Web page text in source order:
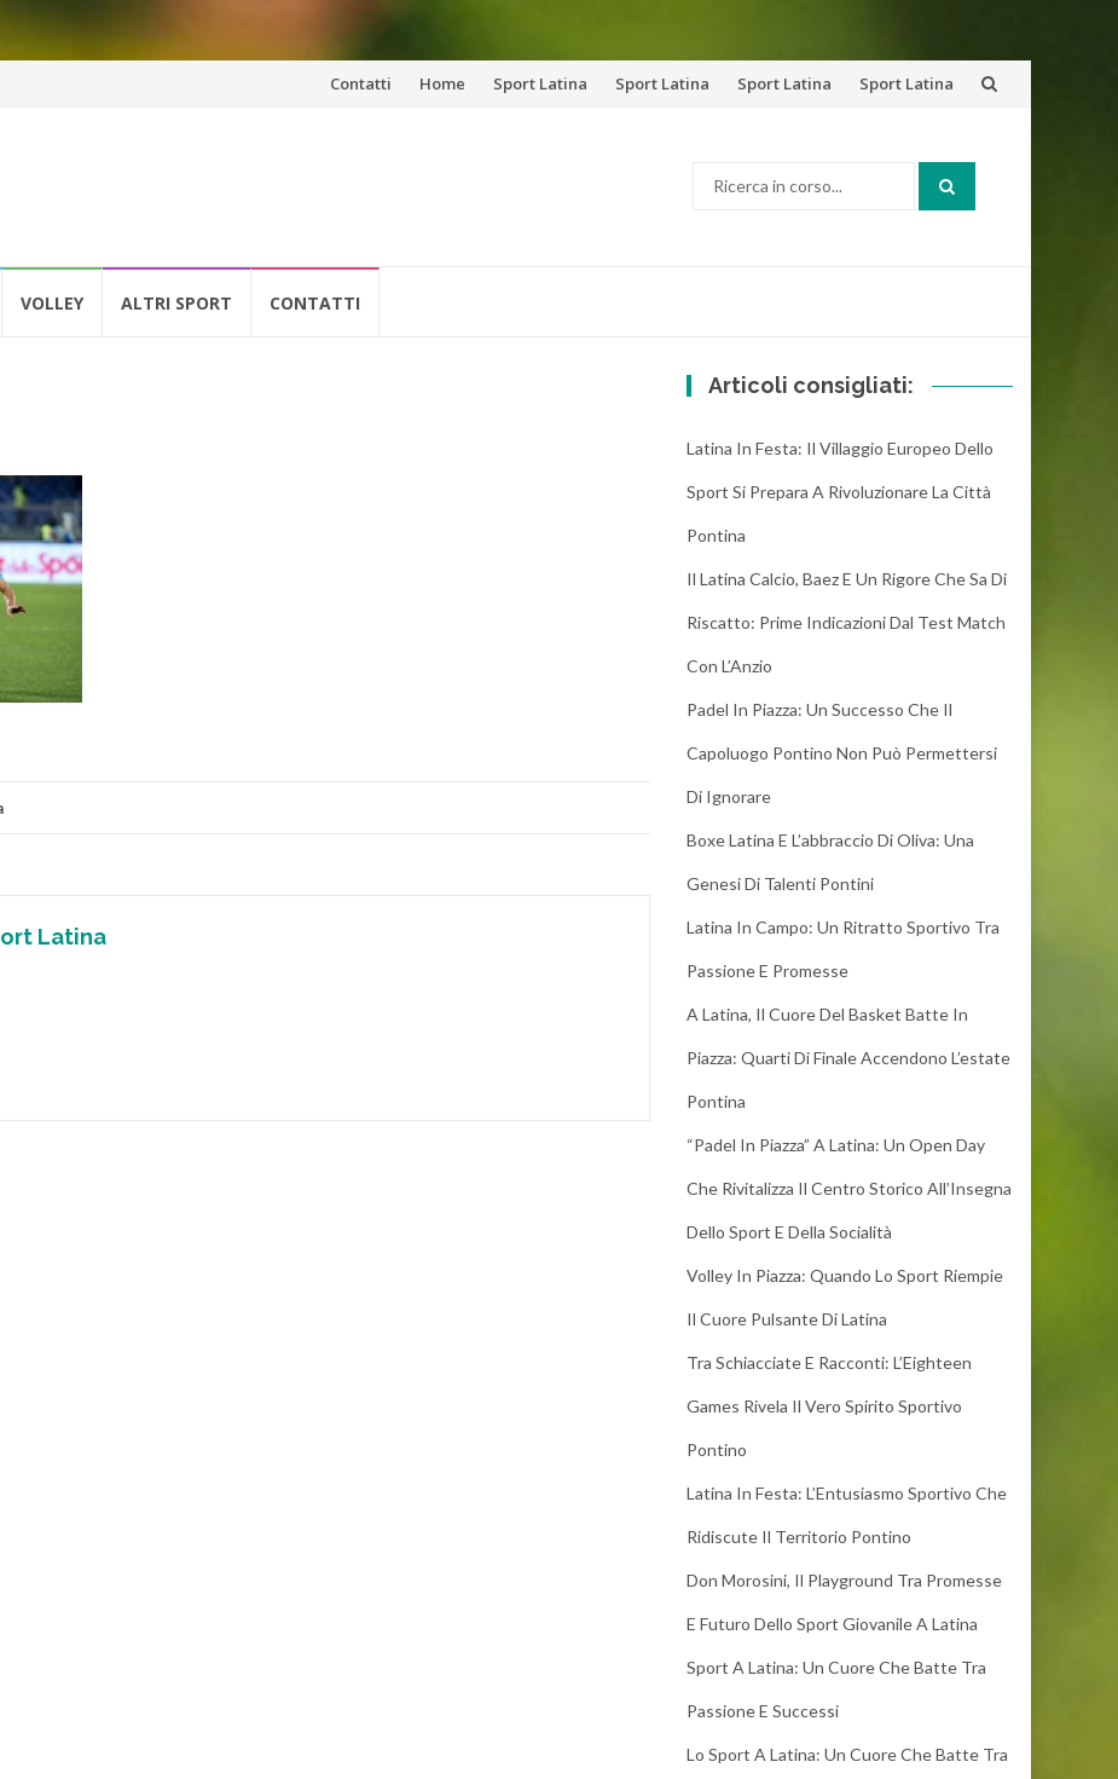
VaiContatti Home Sport Latina Sport Latina Sport Latina Sport Latina
VOLLEY ALTRI SPORT CONTATTI
Latina
Articoli consigliati:
Latina In Festa: Il Villaggio Europeo Dello
Sport Si Prepara A Rivoluzionare La Città
Pontina
Il Latina Calcio, Baez E Un Rigore Che Sa Di
Riscatto: Prime Indicazioni Dal Test Match
Con L’Anzio
Padel In Piazza: Un Successo Che Il
Capoluogo Pontino Non Può Permettersi
Di Ignorare
Boxe Latina E L’abbraccio Di Oliva: Una
Genesi Di Talenti Pontini
Latina In Campo: Un Ritratto Sportivo Tra
Passione E Promesse
A Latina, Il Cuore Del Basket Batte In
Piazza: Quarti Di Finale Accendono L’estate
Pontina
“Padel In Piazza” A Latina: Un Open Day
Che Rivitalizza Il Centro Storico All’Insegna
Dello Sport E Della Socialità
Volley In Piazza: Quando Lo Sport Riempie
Il Cuore Pulsante Di Latina
Tra Schiacciate E Racconti: L’Eighteen
Games Rivela Il Vero Spirito Sportivo
Pontino
Latina In Festa: L’Entusiasmo Sportivo Che
Ridiscute Il Territorio Pontino
Don Morosini, Il Playground Tra Promesse
E Futuro Dello Sport Giovanile A Latina
Sport A Latina: Un Cuore Che Batte Tra
Passione E Successi
Lo Sport A Latina: Un Cuore Che Batte Tra